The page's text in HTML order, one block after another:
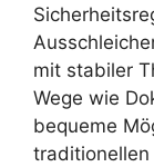
mit stabiler
Wege wie
bequeme